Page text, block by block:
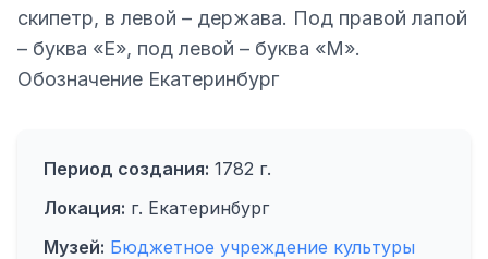
скипетр, в левой – держава. Под правой лапой
– буква «Е», под левой – буква «М».
Обозначение Екатеринбург
Период создания: 1782 г.
Локация: г. Екатеринбург
Музей: Бюджетное учреждение культуры